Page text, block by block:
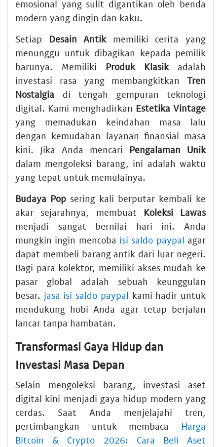
emosional yang sulit digantikan oleh benda
modern yang dingin dan kaku.
Setiap
Desain Antikmemiliki cerita yang
menunggu untuk dibagikan kepada pemilik
barunya. Memiliki Produk Klasikadalah
investasi rasa yang membangkitkan Tren
Nostalgia di tengah gempuran teknologi
digital. Kami menghadirkan Estetika Vintage
yang memadukan keindahan masa lalu
dengan kemudahan layanan finansial masa
kini. Jika Anda mencari Pengalaman Unik
dalam mengoleksi barang, ini adalah waktu
yang tepat untuk memulainya.
Budaya Pop sering kali berputar kembali ke
akar sejarahnya, membuat Koleksi Lawas
menjadi sangat bernilai hari ini. Anda
mungkin ingin mencoba isi saldo paypal agar
dapat membeli barang antik dari luar negeri.
Bagi para kolektor, memiliki akses mudah ke
pasar global adalah sebuah keunggulan
besar. jasa isi saldo paypal kami hadir untuk
mendukung hobi Anda agar tetap berjalan
lancar tanpa hambatan.
Transformasi Gaya Hidup dan
Investasi Masa Depan
Selain mengoleksi barang, investasi aset
digital kini menjadi gaya hidup modern yang
cerdas. Saat Anda menjelajahi tren,
pertimbangkan untuk membaca Harga
Bitcoin & Crypto 2026: Cara Beli Aset